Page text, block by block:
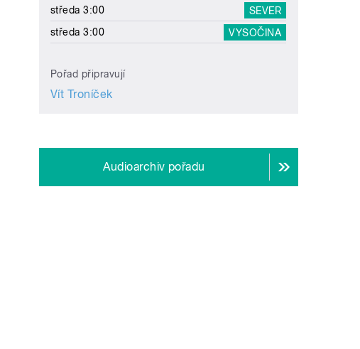
středa 3:00
SEVER
středa 3:00
VYSOČINA
Pořad připravují
Vít Troníček
Audioarchiv pořadu